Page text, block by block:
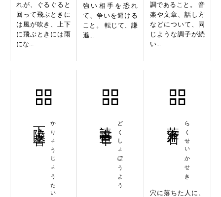
れが、ぐるぐると
回って飛ぶときに
は風が吹き、上下
に飛ぶときには雨
にな...
強い相手を恐れ
て、争いを避ける
こと。 転じて、謙
遜...
調であること。 音
楽や文章、話し方
などについて、同
じような調子が続
い...
かりょうじょうたい どくしょぼうよう らくせいかせき
穴に落ちた人に、